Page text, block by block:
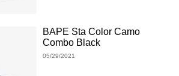
BAPE Sta Color Camo
Combo Black
05/29/2021